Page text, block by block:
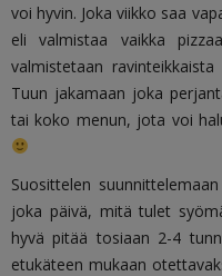
voi hyvin. Joka viikko saa
eli valmistaa vaikka
valmistetaan
Tuun jakamaan joka
tai koko menun, jota voi
Suosittelen
joka päivä, mitä tulet
hyvä pitää tosiaan 2-4
etukäteen mukaan